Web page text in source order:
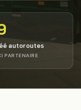
autoroutes
PARTENAIRE